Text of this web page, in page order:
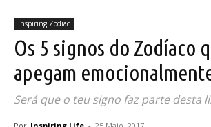
Inspiring Zodiac
Os 5 signos do Zodíaco
apegam
Será que o teu signo faz parte desta